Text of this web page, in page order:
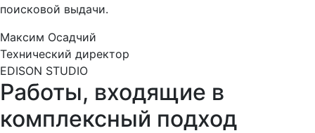
поисковой выдачи.
Максим Осадчий
Технический директор
EDISON STUDIO
Работы, входящие в
комплексный подход